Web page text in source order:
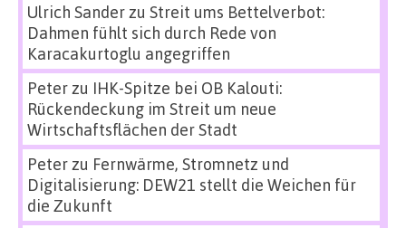
Ulrich Sanderzu Streit ums Bettelverbot:
Dahmen fühlt sich durch Rede von
Karacakurtoglu angegriffen
Peterzu IHK-Spitze bei OB Kalouti:
Rückendeckung im Streit um neue
Wirtschaftsflächen der Stadt
Peterzu Fernwärme, Stromnetz und
Digitalisierung: DEW21 stellt die Weichen für
die Zukunft